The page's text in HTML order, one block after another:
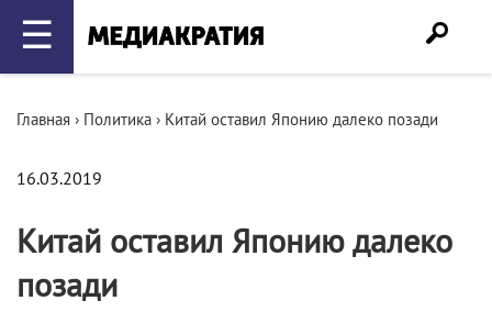
☰
Главная › Политика › Китай оставил Японию далеко позади
16.03.2019
Китай оставил Японию далеко
позади